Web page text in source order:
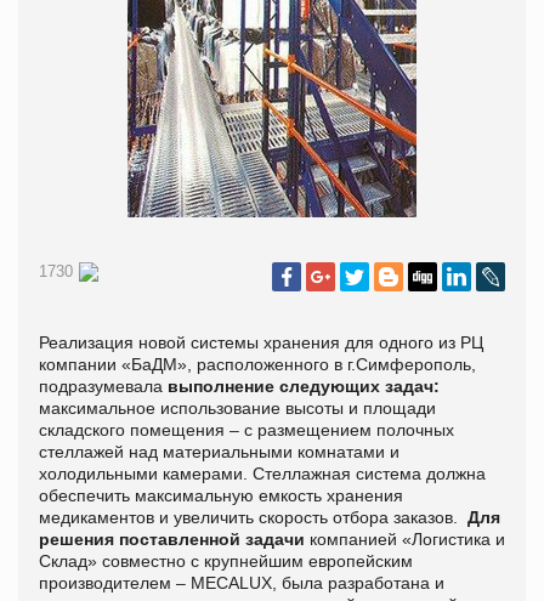
1730
Реализация новой системы хранения для одного из РЦ
компании «БаДМ», расположенного в г.Симферополь,
подразумевала выполнение следующих задач:
максимальное использование высоты и площади
складского помещения – с размещением полочных
стеллажей над материальными комнатами и
холодильными камерами. Стеллажная система должна
обеспечить максимальную емкость хранения
медикаментов и увеличить скорость отбора заказов. Для
решения поставленной задачи компанией «Логистика и
Склад» совместно с крупнейшим европейским
производителем – MECALUX, была разработана и